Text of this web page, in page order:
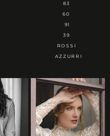
83
60
91
39
ROSSI
AZZURRI